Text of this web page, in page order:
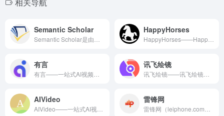
Semantic Scholar HappyHorses
有言 讯飞绘镜
AIVideo 雷锋网